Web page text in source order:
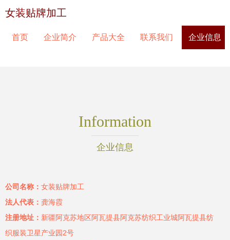
女装贴牌加工
首页 企业简介 产品大全 联系我们 企业信息
Information
企业信息
公司名称： 女装贴牌加工
法人代表： 龚海霞
注册地址： 新疆阿克苏地区阿瓦提县阿克苏纺织工业城阿瓦提县纺
织服装卫星产业园2号